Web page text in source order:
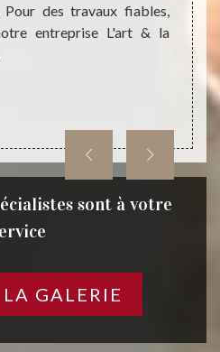
Pour des travaux fiables,
entreprise L'art & la
à
sont à votre
GALERIE